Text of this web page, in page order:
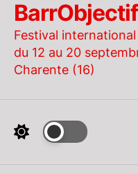
Skip
the
content
BarrObjectif
Festival
du 12 au 20
Charente (16)